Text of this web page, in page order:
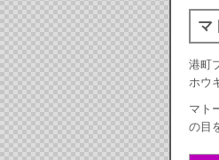
マ
港町
ホウ
マト
の目